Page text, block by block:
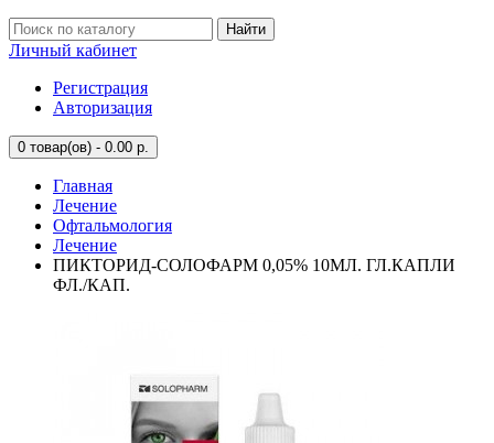
Найти
Личный кабинет
Регистрация
Авторизация
0 товар(ов) - 0.00 р.
Главная
Лечение
Офтальмология
Лечение
ПИКТОРИД-СОЛОФАРМ 0,05% 10МЛ. ГЛ.КАПЛИ
ФЛ./КАП.